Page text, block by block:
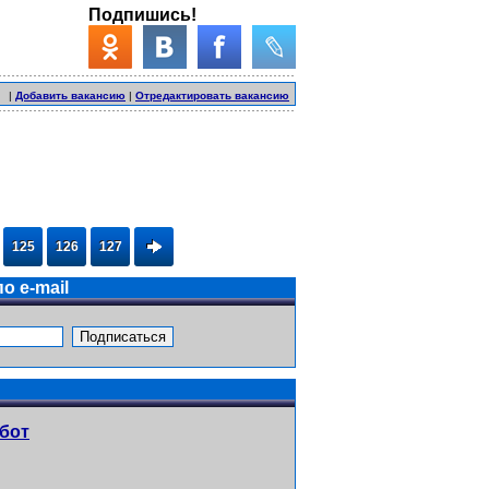
Подпишись!
| Добавить вакансию | Отредактировать вакансию
125 126 127
e-mail